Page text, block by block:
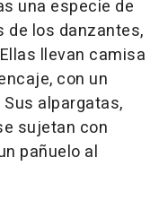
una especie de
de los danzantes,
llevan camisa
con un
alpargatas,
sujetan con
pañuelo al